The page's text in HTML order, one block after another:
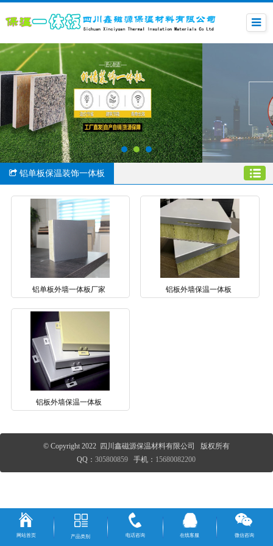
铝单板保温装饰一体板
铝单板外墙一体板厂家 铝板外墙保温一体板
铝板外墙保温一体板
© Copyright 2022 四川鑫磁源保温材料有限公司 版权所有
QQ：305800859 手机： 15680082200
网站首页 产品类别 电话咨询 在线客服 微信咨询